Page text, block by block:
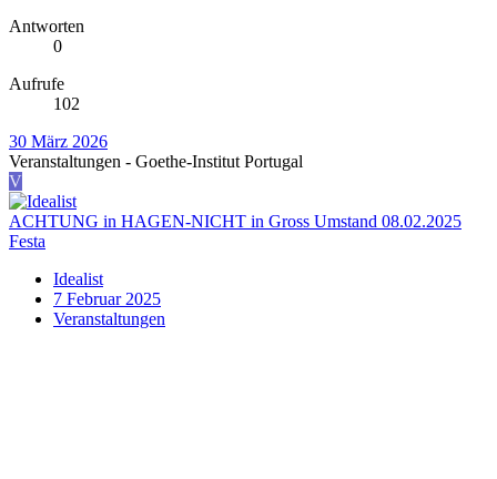
Antworten
0
Aufrufe
102
30 März 2026
Veranstaltungen - Goethe-Institut Portugal
V
ACHTUNG in HAGEN-NICHT in Gross Umstand 08.02.2025
Festa
Idealist
7 Februar 2025
Veranstaltungen